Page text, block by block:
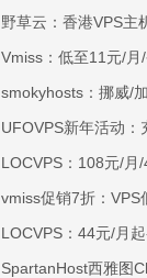
野草云：香港VPS主
Vmiss：低至11元/
smokyhosts：挪威/
UFOVPS新年活动
LOCVPS：108元/月
vmiss促销7折：
LOCVPS：44元/月
SpartanHost西雅图